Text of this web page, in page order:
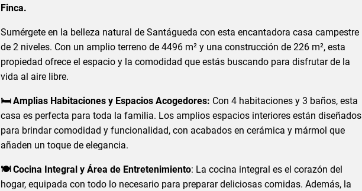
Finca.
Sumérgete en la belleza natural de Santágueda con esta encantadora casa campestre
de 2 niveles. Con un amplio terreno de 4496 m² y una construcción de 226 m², esta
propiedad ofrece el espacio y la comodidad que estás buscando para disfrutar de la
vida al aire libre.
🛏️ Amplias Habitaciones y Espacios Acogedores: Con 4 habitaciones y 3 baños, esta
casa es perfecta para toda la familia. Los amplios espacios interiores están diseñados
para brindar comodidad y funcionalidad, con acabados en cerámica y mármol que
añaden un toque de elegancia.
🍽️ Cocina Integral y Área de Entretenimiento: La cocina integral es el corazón del
hogar, equipada con todo lo necesario para preparar deliciosas comidas. Además, la